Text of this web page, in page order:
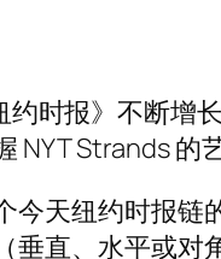
时报》不断增
NYT Strands 的
天纽约时报链
直、水平或对